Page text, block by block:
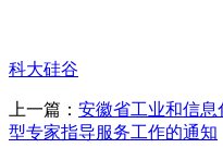
科大硅谷
上一篇： 安徽省工业和信
型专家指导服务工作的通知